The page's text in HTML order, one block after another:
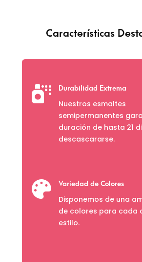
Características
 Durabilidad Extrema
Nuestros esmaltes
semipermanentes
duración de hasta 21
descascararse.
 Variedad de Colores
Disponemos de una
de colores para cada
estilo.